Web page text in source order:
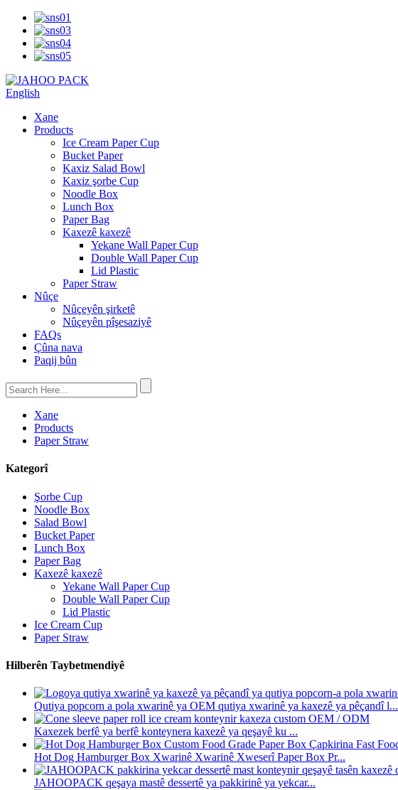
English
Xane
Products
Ice Cream Paper Cup
Bucket Paper
Kaxiz Salad Bowl
Kaxiz şorbe Cup
Noodle Box
Lunch Box
Paper Bag
Kaxezê kaxezê
Yekane Wall Paper Cup
Double Wall Paper Cup
Lid Plastic
Paper Straw
Nûçe
Nûçeyên şirketê
Nûçeyên pîşesaziyê
FAQs
Çûna nava
Paqij bûn
Xane
Products
Paper Straw
Kategorî
Şorbe Cup
Noodle Box
Salad Bowl
Bucket Paper
Lunch Box
Paper Bag
Kaxezê kaxezê
Yekane Wall Paper Cup
Double Wall Paper Cup
Lid Plastic
Ice Cream Cup
Paper Straw
Hilberên Taybetmendiyê
Qutiya popcorn a pola xwarinê ya OEM qutiya xwarinê ya kaxezê ya pêçandî l...
Kaxezek berfê ya berfê konteynera kaxezê ya qeşayê ku ...
Hot Dog Hamburger Box Xwarinê Xwarinê Xweserî Paper Box Pr...
JAHOOPACK qeşaya mastê dessertê ya pakkirinê ya yekcar...